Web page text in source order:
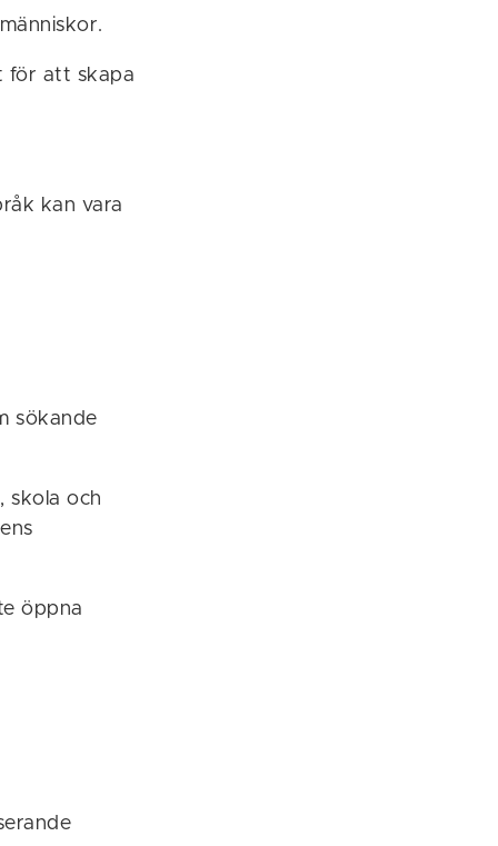
för att skapa
kan vara
sökande
skola och
öppna